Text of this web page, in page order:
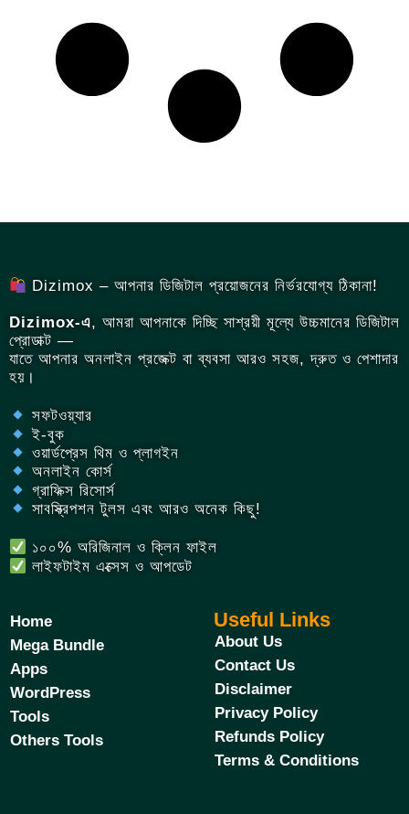
Dizimox – আপনার ডিজিটাল প্রয়োজনের নির্ভরযোগ্য ঠিকানা!
Dizimox-এ, আমরা আপনাকে দিচ্ছি সাশ্রয়ী মূল্যে উচ্চমানের ডিজিটাল
প্রোডাক্ট —
যাতে আপনার অনলাইন প্রজেক্ট বা ব্যবসা আরও সহজ, দ্রুত ও পেশাদার
হয়।
সফটওয়্যার
ই-বুক
ওয়ার্ডপ্রেস থিম ও প্লাগইন
অনলাইন কোর্স
গ্রাফিক্স রিসোর্স
সাবস্ক্রিপশন টুলস এবং আরও অনেক কিছু!
১০০% অরিজিনাল ও ক্লিন ফাইল
লাইফটাইম এক্সেস ও আপডেট
Home
Mega Bundle
Apps
WordPress
Tools
Others Tools
Useful Links
About Us
Contact Us
Disclaimer
Privacy Policy
Refunds Policy
Terms & Conditions